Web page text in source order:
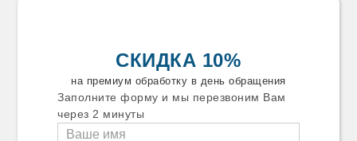
СКИДКА 10%
на премиум обработку в день обращения
Заполните форму и мы перезвоним Вам
через 2 минуты